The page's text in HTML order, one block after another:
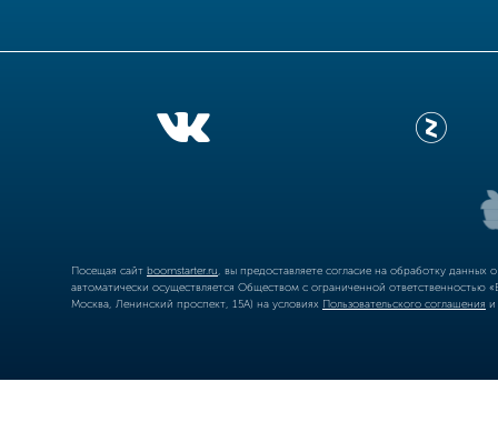
Посещая сайт boomstarter.ru , вы предоставляете согласие на обработку
автоматически осуществляется Обществом с ограниченной
Москва, Ленинский проспект, 15А) на условиях Пользовательского соглашения и